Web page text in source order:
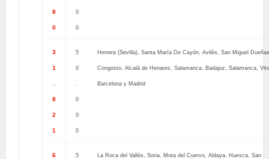
8
0
0
0
3
1
8
2
1
5
0
.
0
0
0
Herrera (Sevilla), Santa María De Cayón, Avilés, San Miguel
Congosto, Alcalá de Henares, Salamanca, Badajoz, Salamanca,
Barcelona y Madrid
6 5 La Roca del Vallès, Soria, Mota del Cuervo, Aldaya, Huesca, San